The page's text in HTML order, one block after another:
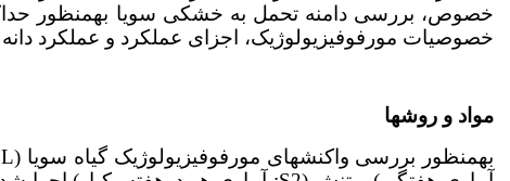
خصوص، بررسی دامنه تحمل به خشکی سویا به­منظور
خصوصیات مورفوفیزیولوژیک، اجزای عملکرد و عملکرد دانه
مواد و روش­ها
به­منظور بررسی واکنش­های مورفوفیزیولوژیک گیاه سویا (